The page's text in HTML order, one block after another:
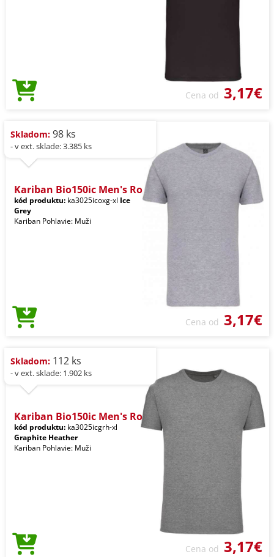
Cena od 3,17€
Skladom: 98 ks
- v ext. sklade: 3.385 ks
Kariban Bio150ic Men's Ro
kód produktu: ka3025icoxg-xl Ice
Grey
Kariban Pohlavie: Muži
Cena od 3,17€
Skladom: 112 ks
- v ext. sklade: 1.902 ks
Kariban Bio150ic Men's Ro
kód produktu: ka3025icgrh-xl
Graphite Heather
Kariban Pohlavie: Muži
Cena od 3,17€